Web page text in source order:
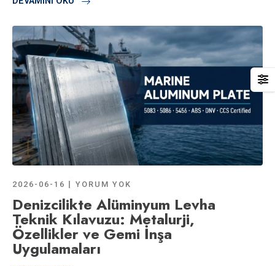
2026-06-16 YORUM YOK
Denizcilikte Alüminyum Levha
Teknik Kılavuzu: Metalurji,
Özellikler ve Gemi İnşa
Uygulamaları